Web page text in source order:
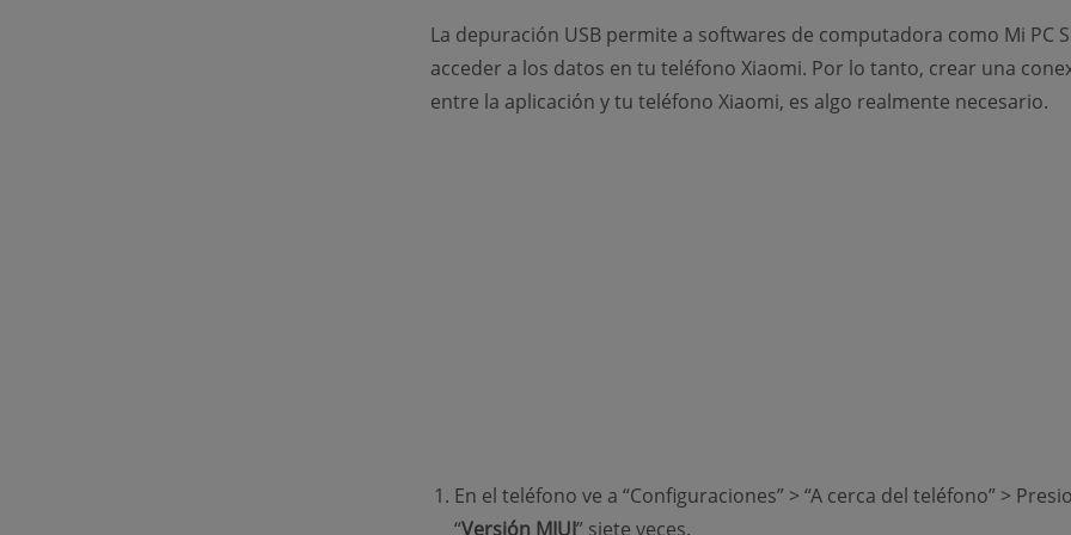
La depuración USB permite a softwares de computadora como Mi PC
acceder a los datos en tu teléfono Xiaomi. Por lo tanto, crear una
entre la aplicación y tu teléfono Xiaomi, es algo realmente necesario.
En el teléfono ve a “Configuraciones” > “A cerca del teléfono” >
“Versión MIUI” siete veces.